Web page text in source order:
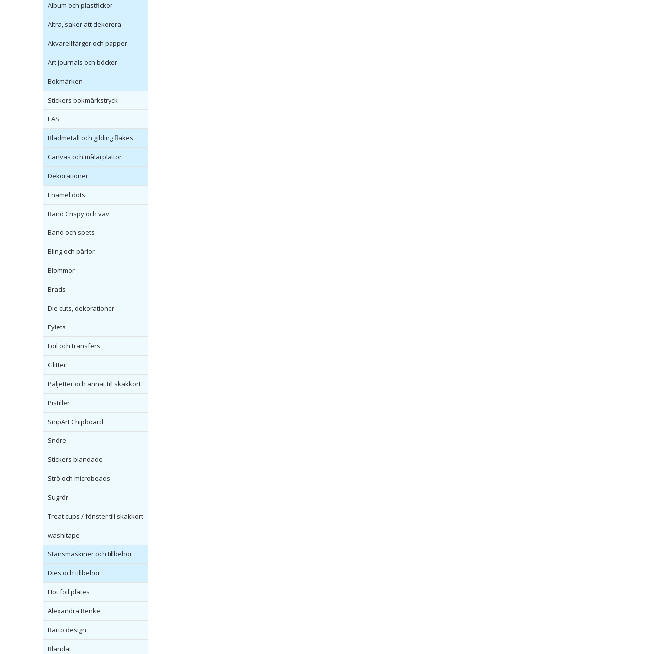
Album och plastfickor
Altra, saker att dekorera
Akvarellfärger och papper
Art journals och böcker
Bokmärken
Stickers bokmärkstryck
EAS
Bladmetall och gilding flakes
Canvas och målarplattor
Dekorationer
Enamel dots
Band Crispy och väv
Band och spets
Bling och pärlor
Blommor
Brads
Die cuts, dekorationer
Eylets
Foil och transfers
Glitter
Paljetter och annat till skakkort
Pistiller
SnipArt Chipboard
Snöre
Stickers blandade
Strö och microbeads
Sugrör
Treat cups / fönster till skakkort
washitape
Stansmaskiner och tillbehör
Dies och tillbehör
Hot foil plates
Alexandra Renke
Barto design
Blandat